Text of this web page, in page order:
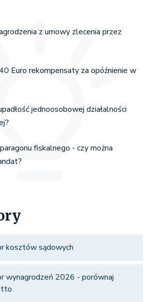
z umowy zlecenia przez
Euro rekompensaty za opóźnienie w
jednoosobowej działalności
fiskalnego - czy można
kosztów sądowych
wynagrodzeń 2026 - porównaj